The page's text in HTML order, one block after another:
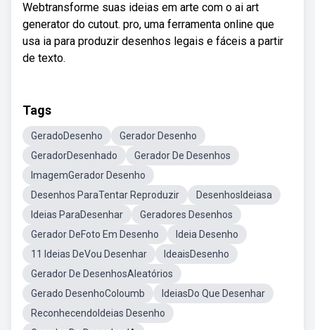
Webtransforme suas ideias em arte com o ai art
generator do cutout. pro, uma ferramenta online que
usa ia para produzir desenhos legais e fáceis a partir
de texto.
Tags
GeradoDesenho
Gerador Desenho
GeradorDesenhado
Gerador De Desenhos
ImagemGerador Desenho
Desenhos ParaTentar Reproduzir
DesenhosIdeiasa
Ideias ParaDesenhar
Geradores Desenhos
Gerador DeFoto Em Desenho
Ideia Desenho
11 Ideias DeVou Desenhar
IdeaisDesenho
Gerador De DesenhosAleatórios
Gerado DesenhoColoumb
IdeiasDo Que Desenhar
ReconhecendoIdeias Desenho